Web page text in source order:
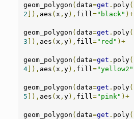
geom_polygon (data=get . poly(
2 ]), aes ( x ,y), fill="black" )+
geom_polygon (data=get . poly(
3 ]), aes ( x ,y), fill="red" )+
geom_polygon (data=get . poly(
4]), aes ( x ,y), fill="yellow2"
geom_polygon (data=get . poly(
5 ]), aes ( x ,y), fill="pink" )+
geom_polygon (data=get . poly(